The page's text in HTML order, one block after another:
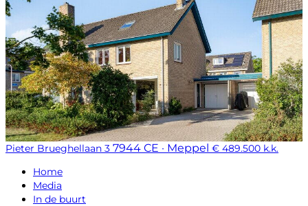
Pieter Brueghellaan 3 7944 CE · Meppel € 489.500 k.k.
Home
Media
In de buurt